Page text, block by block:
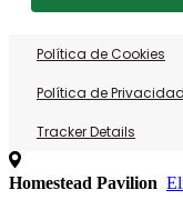
Política de Cookies
Política de Privacidad
Tracker Details
Homestead Pavilion